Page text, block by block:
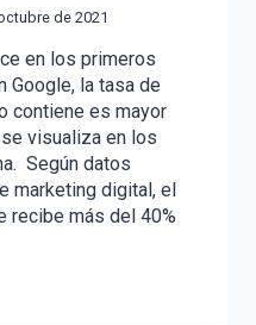
de 2021
en los primeros
Google, la tasa de
contiene es mayor
visualiza en los
Según datos
marketing digital, el
recibe más del 40%